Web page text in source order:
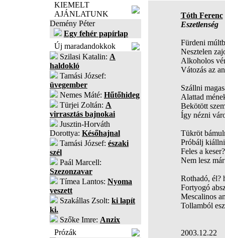
KIEMELT
AJÁNLATUNK
Demény Péter
Egy fehér papírlap
Új maradandokkok
Szilasi Katalin: A
haldokló
Tamási József:
üvegember
Nemes Máté: Hűtőhideg
Türjei Zoltán: A
virrasztás bajnokai
Jusztin-Horváth
Dorottya: Későhajnal
Tamási József: északi
szél
Paál Marcell:
Szezonzavar
Tímea Lantos: Nyoma
veszett
Szakállas Zsolt: ki lapít
ki.
Szőke Imre: Anzix
Prózák
Tóth Ferenc
Eszetlenség
Fürdeni
Nesztelen
Alkoholos
Vátozás az
Szállni
Alattad
Bekötött
Így nézni
Tükröt
Próbálj
Feles a
Nem lesz
Rothadó, él?
Fortyogó
Mescalinos
Tollamból
2003.12.22